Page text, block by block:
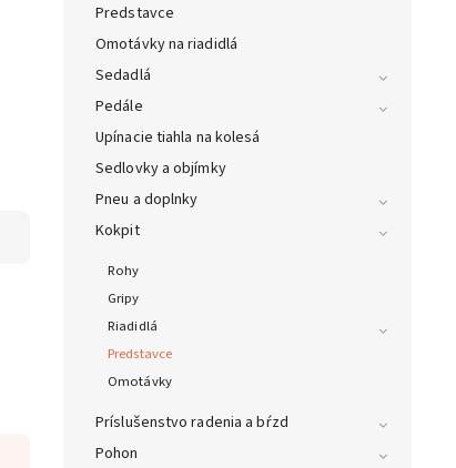
Predstavce
Omotávky na riadidlá
Sedadlá
Pedále
Upínacie tiahla na kolesá
Sedlovky a objímky
Pneu a doplnky
Kokpit
Rohy
Gripy
Riadidlá
Predstavce
Omotávky
Príslušenstvo radenia a bŕzd
Pohon